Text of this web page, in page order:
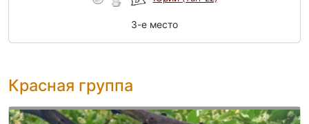
3-e место
Красная группа